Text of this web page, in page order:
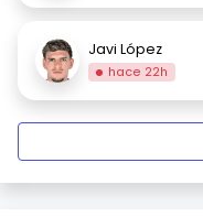
Javi López
hace 22h